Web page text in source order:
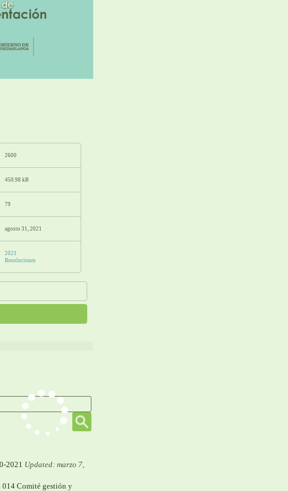
2600
450.98 kB
79
agosto 31, 2021
2021
Resoluciones
2021 Updated: marzo 7,
014 Comité gestión y